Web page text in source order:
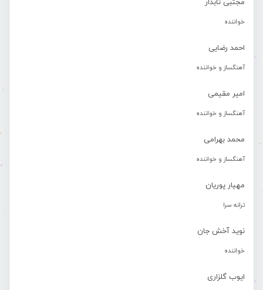
مجتبی تابدار
خواننده
احمد رضایی
آهنگساز و خواننده
امیر مقیمی
آهنگساز و خواننده
محمد بهرامی
آهنگساز و خواننده
مهیار پوریان
ترانه سرا
نوید آخش جان
خواننده
ایوب گلزاری